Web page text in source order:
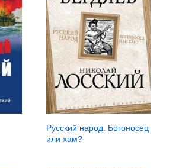
Русский народ. Богоносец
или хам?